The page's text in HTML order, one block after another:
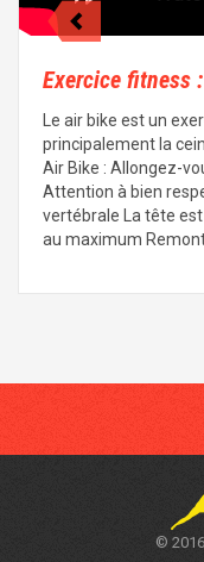
Exercice fitness
Le air bike est un
principalement la
Air Bike : Allongez-
Attention à bien
vertébrale La tête
au maximum
© 2016